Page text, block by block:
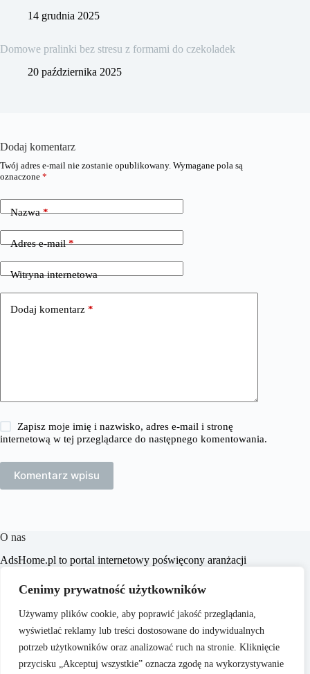
Cenimy prywatność użytkowników
Używamy plików cookie, aby poprawić jakość przeglądania,
wyświetlać reklamy lub treści dostosowane do indywidualnych
potrzeb użytkowników oraz analizować ruch na stronie. Kliknięcie
przycisku „Akceptuj wszystkie” oznacza zgodę na wykorzystywanie
14 grudnia 2025
Domowe pralinki bez stresu z formami do czekoladek
20 października 2025
Dodaj komentarz
Twój adres e-mail nie zostanie opublikowany. Wymagane pola są
oznaczone *
Nazwa*
Adres e-mail*
Witryna internetowa
Dodaj komentarz *
Zapisz moje imię i nazwisko, adres e-mail i stronę
internetową w tej przeglądarce do następnego komentowania.
Komentarz wpisu
O nas
​AdsHome.pl to portal internetowy poświęcony aranżacji
celem jest dostarczanie praktycznych wskazówek i inspiracji,
które pomogą czytelnikom w tworzeniu komfortowych i
stylowych przestrzeni życiowych.